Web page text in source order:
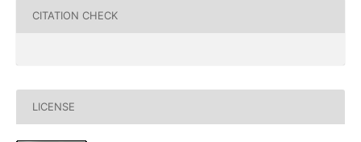
CITATION CHECK
LICENSE